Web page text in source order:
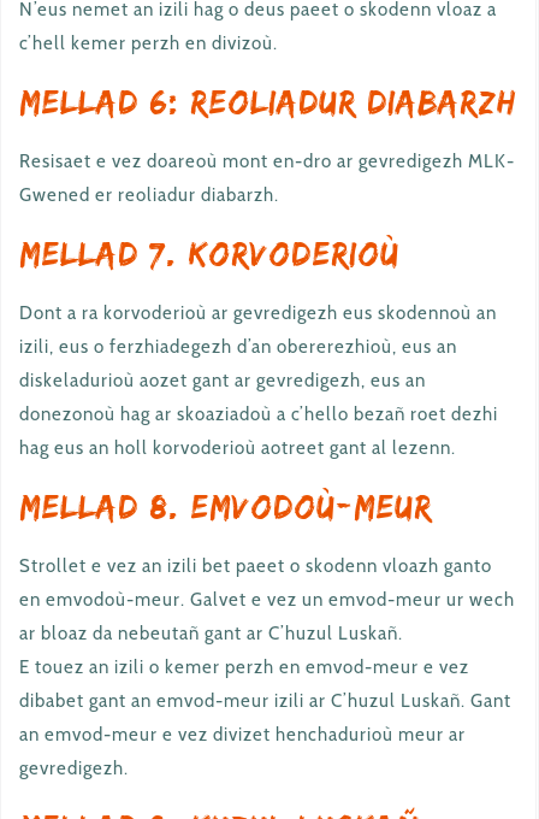
N’eus nemet an izili hag o deus paeet o skodenn vloaz a
c’hell kemer perzh en divizoù.
Mellad 6: Reoliadur diabarzh
Resisaet e vez doareoù mont en-dro ar gevredigezh MLK-
Gwened er reoliadur diabarzh.
Mellad 7. Korvoderioù
Dont a ra korvoderioù ar gevredigezh eus skodennoù an
izili, eus o ferzhiadegezh d’an obererezhioù, eus an
diskeladurioù aozet gant ar gevredigezh, eus an
donezonoù hag ar skoaziadoù a c’hello bezañ roet dezhi
hag eus an holl korvoderioù aotreet gant al lezenn.
Mellad 8. Emvodoù-meur
Strollet e vez an izili bet paeet o skodenn vloazh ganto
en emvodoù-meur. Galvet e vez un emvod-meur ur wech
ar bloaz da nebeutañ gant ar C’huzul Luskañ.
E touez an izili o kemer perzh en emvod-meur e vez
dibabet gant an emvod-meur izili ar C’huzul Luskañ. Gant
an emvod-meur e vez divizet henchadurioù meur ar
gevredigezh.